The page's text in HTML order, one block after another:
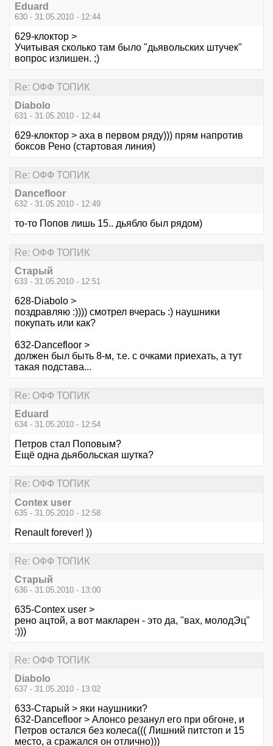
Eduard
630 - 31.05.2010 - 12:44
629-клоктор >
Учитывая сколько там было "дьявольских штучек"
вопрос излишен. ;)
Re: ОФФ ТОПИК
Diabolo
631 - 31.05.2010 - 12:44
629-клоктор > аха в первом ряду))) прям напротив
боксов Рено (стартовая линия)
Re: ОФФ ТОПИК
Dancefloor
632 - 31.05.2010 - 12:49
то-то Попов лишь 15.. дьябло был рядом)
Re: ОФФ ТОПИК
Старый
633 - 31.05.2010 - 12:51
628-Diabolo >
поздравляю :)))) смотрел вчерась :) наушники
покупать или как?
632-Dancefloor >
должен был быть 8-м, т.е. с очками приехать, а тут
такая подстава...
Re: ОФФ ТОПИК
Eduard
634 - 31.05.2010 - 12:54
Петров стал Поповым?
Ещё одна дьябольская шутка?
Re: ОФФ ТОПИК
Contex user
635 - 31.05.2010 - 12:58
Renault forever! ))
Re: ОФФ ТОПИК
Старый
636 - 31.05.2010 - 13:00
635-Contex user >
рено ацтой, а вот макларен - это да, "вах, молодЭц"
:)))
Re: ОФФ ТОПИК
Diabolo
637 - 31.05.2010 - 13:02
633-Старый > яки наушники?
632-Dancefloor > Алонсо резанул его при обгоне, и
Петров остался без колеса((( Лишний питстоп и 15
место, а сражался он отлично)))